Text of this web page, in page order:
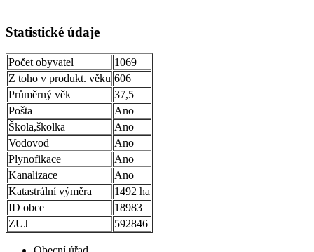
Statistické údaje
Počet obyvatel
1069
Z toho v produkt. věku 606
Průměrný věk
37,5
Pošta
Ano
Škola,školka
Ano
Vodovod
Ano
Plynofikace
Ano
Kanalizace
Ano
Katastrální výměra
1492 ha
ID obce
18983
ZUJ
592846